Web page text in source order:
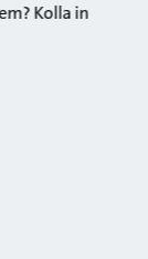
Kolla in